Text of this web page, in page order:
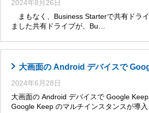
2024年8月26日
まもなく、Business Starterで共有ド
ました共有ドライブが、Bu…
大画面の Android デバイスで
2024年6月28日
大画面の Android デバイスで Google
Google Keep のマルチインスタンスが導入